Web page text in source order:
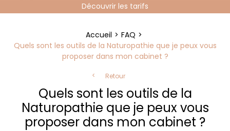
Découvrir les tarifs
Accueil
FAQ
Quels sont les outils de la Naturopathie que je peux vous
proposer dans mon cabinet ?
Retour
Quels sont les outils de la
Naturopathie que je peux vous
proposer dans mon cabinet ?